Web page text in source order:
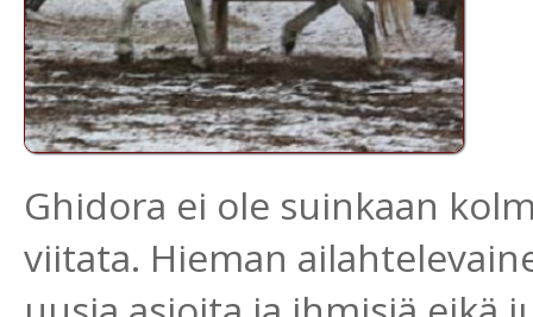
Ghidora ei ole suinkaan
viitata. Hieman